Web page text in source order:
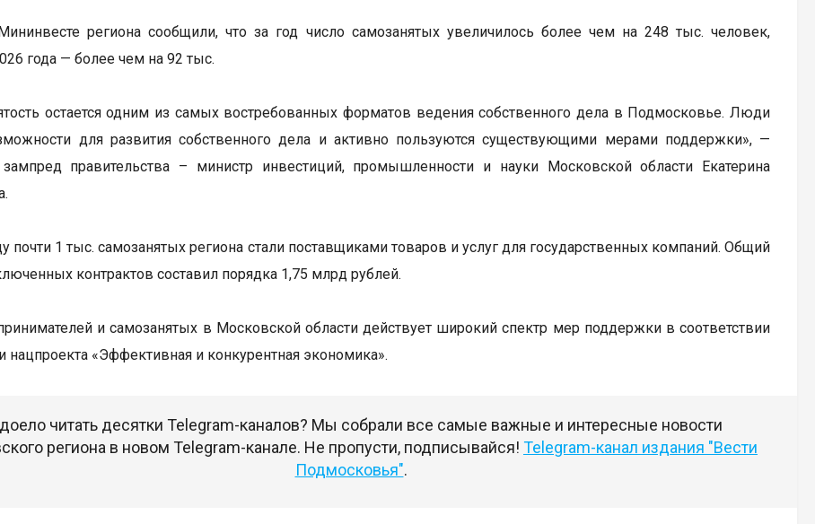
региона сообщили, что за год число самозанятых увеличилось более чем на 248 тыс. человек,
года — более чем на 92 тыс.
остается одним из самых востребованных форматов ведения собственного дела в Подмосковье. Люди
для развития собственного дела и активно пользуются существующими мерами поддержки», —
зампред правительства – министр инвестиций, промышленности и науки Московской области Екатерина
почти 1 тыс. самозанятых региона стали поставщиками товаров и услуг для государственных компаний. Общий
контрактов составил порядка 1,75 млрд рублей.
и самозанятых в Московской области действует широкий спектр мер поддержки в соответствии
нацпроекта «Эффективная и конкурентная экономика».
читать десятки Telegram-каналов? Мы собрали все самые важные и интересные новости
региона в новом Telegram-канале. Не пропусти, подписывайся! Telegram-канал издания "Вести
Подмосковья".